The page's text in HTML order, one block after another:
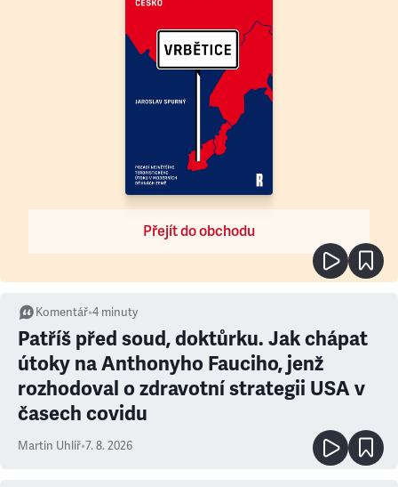
Přejít do obchodu
Komentář•4 minuty
Patříš před soud, doktůrku. Jak chápat
útoky na Anthonyho Fauciho, jenž
rozhodoval o zdravotní strategii USA v
časech covidu
Martin Uhlíř•7. 8. 2026